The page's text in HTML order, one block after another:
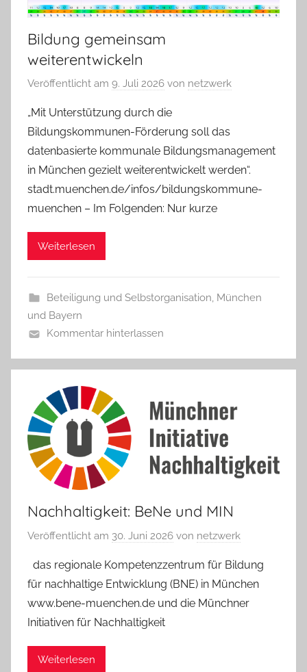
Bildung gemeinsam
weiterentwickeln
Veröffentlicht am 9. Juli 2026 von netzwerk
„Mit Unterstützung durch die
Bildungskommunen-Förderung soll das
datenbasierte kommunale Bildungsmanagement
in München gezielt weiterentwickelt werden“.
stadt.muenchen.de/infos/bildungskommune-
muenchen – Im Folgenden: Nur kurze
Weiterlesen
Beteiligung und Selbstorganisation, München
und Bayern
Kommentar hinterlassen
Nachhaltigkeit: BeNe und MIN
Veröffentlicht am 30. Juni 2026 von netzwerk
das regionale Kompetenzzentrum für Bildung
für nachhaltige Entwicklung (BNE) in München
www.bene-muenchen.de und die Münchner
Initiativen für Nachhaltigkeit
Weiterlesen